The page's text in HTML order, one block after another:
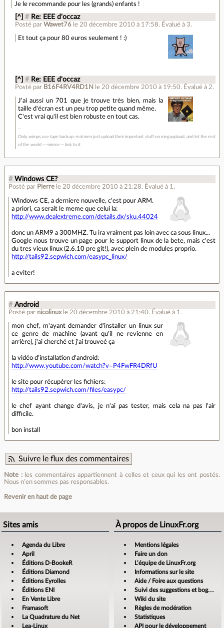
Je le recommande pour les (grands) enfants !
[^] # Re: EEE d'occaz
Posté par Wawet76 le 20 décembre 2010 à 17:58. Évalué à 3.
Et tout ça pour 80 euros seulement ! :)
[^] # Re: EEE d'occaz
Posté par B16F4RV4RD1N le 20 décembre 2010 à 19:50. Évalué à 2.
J'ai aussi un 701 que je trouve très bien, mais la
taille d'écran est un peu trop petite quand même.
C'est vrai qu'il est bien robuste en tout cas.
Only wimps use tape backup: real men just upload their important stuff on megaupload, and let the rest
of the world ~~mirror~~ link to it
# Windows CE?
Posté par Pierre le 20 décembre 2010 à 21:28. Évalué à 1 .
Windows CE, a derniere nouvelle, c'est pour ARM.
a priori, ca serait le meme que celui la:
http://www.dealextreme.com/details.dx/sku.44024
donc un ARM9 a 300MHZ. Tu ira vraiment pas loin avec ca sous linux...
Google nous trouve un page pour le support linux de la bete, mais c'est
du tres vieux linux (2.6.10 pre git!), avec plein de modules proprio.
http://tails92.sepwich.com/easypc_linux/
a eviter!
# Android
Posté par nicolinux le 20 décembre 2010 à 21:40. Évalué à 1 .
mon chef, m'ayant demander d'installer un linux sur
ce genre de machine (avant qu'il ne revienne en
arrière), j'ai cherché et j'ai trouveé ça
la vidéo d'installation d'android:
http://www.youtube.com/watch?v=P4FwFR4DRfU
le site pour récupérer les fichiers:
http://tails92.sepwich.com/files/easypc/
le chef ayant change d'avis, je n'ai pas tester, mais cela na pas l'air
difficile.
bon install
Suivre le flux des commentaires
Note :les commentaires appartiennent à celles et ceux qui les ont postés.
Nous n’en sommes pas responsables.
Revenir en haut de page
Sites amis
Agenda du Libre
April
Éditions D-BookeR
Éditions Diamond
Éditions Eyrolles
Éditions ENI
En Vente Libre
Framasoft
La Quadrature du Net
Lea-Linux
À propos de LinuxFr.org
Mentions légales
Faire un don
L’équipe de LinuxFr.org
Informations sur le site
Aide / Foire aux questions
Suivi des suggestions et bogues
Wiki du site
Règles de modération
Statistiques
API pour le développement